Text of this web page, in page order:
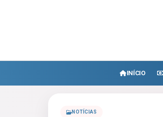
INÍCIO
NOTÍCIAS